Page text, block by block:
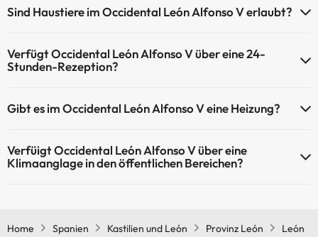
Sind Haustiere im Occidental León Alfonso V erlaubt?
Verfügt Occidental León Alfonso V über eine 24-
Stunden-Rezeption?
Gibt es im Occidental León Alfonso V eine Heizung?
Gemeinschaftsräumen.
Verfüigt Occidental León Alfonso V über eine
Klimaanglage in den öffentlichen Bereichen?
Home
Spanien Kastilien und León Provinz León
León